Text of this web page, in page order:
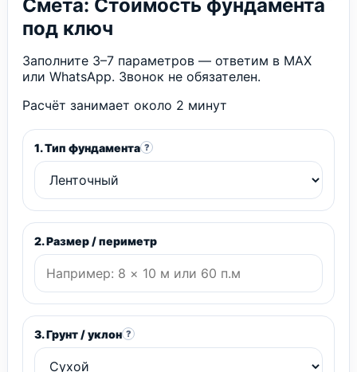
Смета: Стоимость фундамента
под ключ
Заполните 3–7 параметров — ответим в MAX
или WhatsApp. Звонок не обязателен.
Расчёт занимает около 2 минут
1. Тип фундамента ?
2. Размер / периметр
3. Грунт / уклон ?